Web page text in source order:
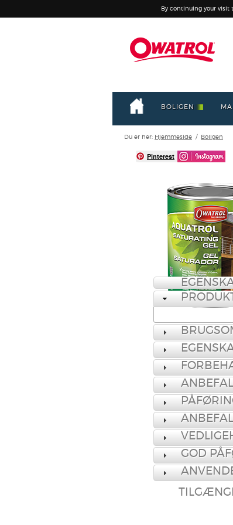
By continuing your visit
BOLIGEN
Du er her: Hjemmeside / Boligen
Pinterest
GOD